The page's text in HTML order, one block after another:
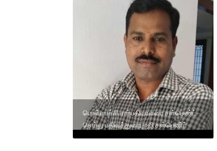
பொள்ளாச்சி சார்பதிவாளரை சஸ்பெண்ட்
செய்து பதிவுத்துறை ஐஜி சஸ்பெண்ட்